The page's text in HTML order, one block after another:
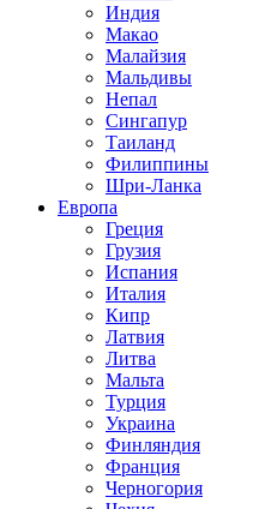
Индия
Макао
Малайзия
Мальдивы
Непал
Сингапур
Таиланд
Филиппины
Шри-Ланка
Европа
Греция
Грузия
Испания
Италия
Кипр
Латвия
Литва
Мальта
Турция
Украина
Финляндия
Франция
Черногория